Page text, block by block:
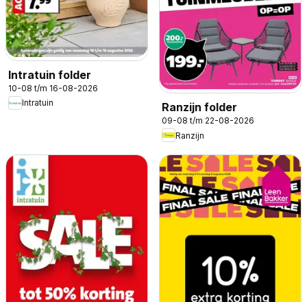
Intratuin folder
10-08 t/m 16-08-2026
Intratuin
Ranzijn folder
09-08 t/m 22-08-2026
Ranzijn